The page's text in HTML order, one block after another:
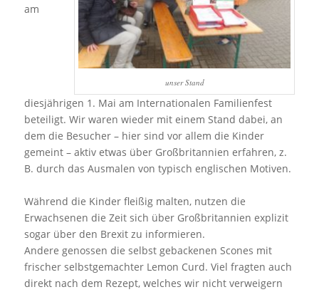
unser Stand
am
diesjährigen 1. Mai am Internationalen Familienfest
beteiligt. Wir waren wieder mit einem Stand dabei, an
dem die Besucher – hier sind vor allem die Kinder
gemeint – aktiv etwas über Großbritannien erfahren, z.
B. durch das Ausmalen von typisch englischen Motiven.
Während die Kinder fleißig malten, nutzen die
Erwachsenen die Zeit sich über Großbritannien explizit
sogar über den Brexit zu informieren.
Andere genossen die selbst gebackenen Scones mit
frischer selbstgemachter Lemon Curd. Viel fragten auch
direkt nach dem Rezept, welches wir nicht verweigern